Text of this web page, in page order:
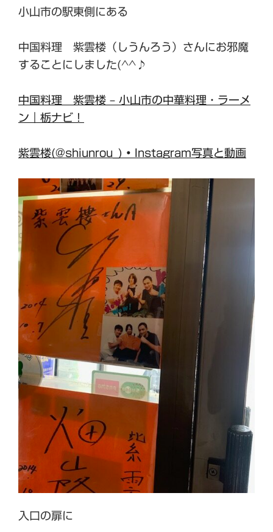
小山市の駅東側にある
中国料理 紫雲楼（しうんろう）さんにお邪魔
することにしました(^^♪
中国料理 紫雲楼 – 小山市の中華料理・ラーメ
ン｜栃ナビ！
紫雲楼(@shiunrou_) • Instagram写真と動画
入口の扉に